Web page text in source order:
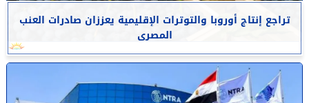
تراجع إنتاج أوروبا والتوترات الإقليمية يعززان صادرات العنب
المصرى